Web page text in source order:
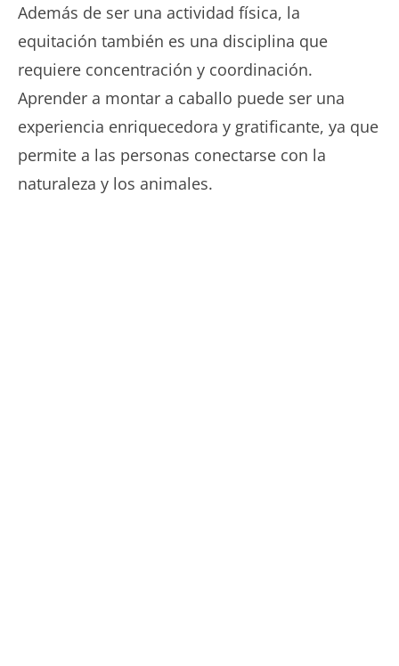
precios:
desde
35€
hasta
45€
Además de ser una actividad física, la
equitación también es una disciplina que
requiere concentración y coordinación.
Aprender a montar a caballo puede ser una
experiencia enriquecedora y gratificante, ya que
permite a las personas conectarse con la
naturaleza y los animales.